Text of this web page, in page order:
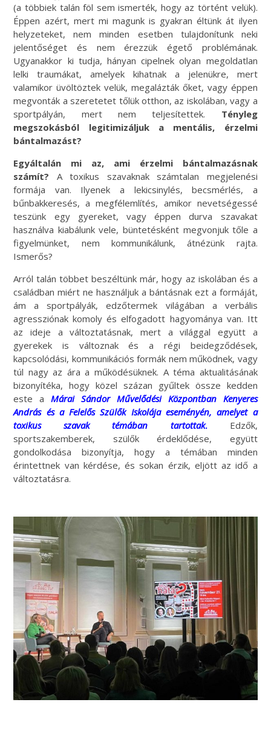
(a többiek talán föl sem ismerték, hogy az történt velük).
Éppen azért, mert mi magunk is gyakran éltünk át ilyen
helyzeteket, nem minden esetben tulajdonítunk neki
jelentőséget és nem érezzük égető problémának.
Ugyanakkor ki tudja, hányan cipelnek olyan megoldatlan
lelki traumákat, amelyek kihatnak a jelenükre, mert
valamikor üvöltöztek velük, megalázták őket, vagy éppen
megvonták a szeretetet tőlük otthon, az iskolában, vagy a
sportpályán, mert nem teljesítettek. Tényleg
megszokásból legitimizáljuk a mentális, érzelmi
bántalmazást?
Egyáltalán mi az, ami érzelmi bántalmazásnak
számít? A toxikus szavaknak számtalan megjelenési
formája van. Ilyenek a lekicsinylés, becsmérlés, a
bűnbakkeresés, a megfélemlítés, amikor nevetségessé
teszünk egy gyereket, vagy éppen durva szavakat
használva kiabálunk vele, büntetésként megvonjuk tőle a
figyelmünket, nem kommunikálunk, átnézünk rajta.
Ismerős?
Arról talán többet beszéltünk már, hogy az iskolában és a
családban miért ne használjuk a bántásnak ezt a formáját,
ám a sportpályák, edzőtermek világában a verbális
agressziónak komoly és elfogadott hagyománya van. Itt
az ideje a változtatásnak, mert a világgal együtt a
gyerekek is változnak és a régi beidegződések,
kapcsolódási, kommunikációs formák nem működnek, vagy
túl nagy az ára a működésüknek. A téma aktualitásának
bizonyítéka, hogy közel százan gyűltek össze kedden
este aMárai Sándor Művelődési Központban Kenyeres
András és a Felelős Szülők Iskolája eseményén, amelyet a
toxikus szavak témában tartottak.Edzők,
sportszakemberek, szülők érdeklődése, együtt
gondolkodása bizonyítja, hogy a témában minden
érintettnek van kérdése, és sokan érzik, eljött az idő a
változtatásra.